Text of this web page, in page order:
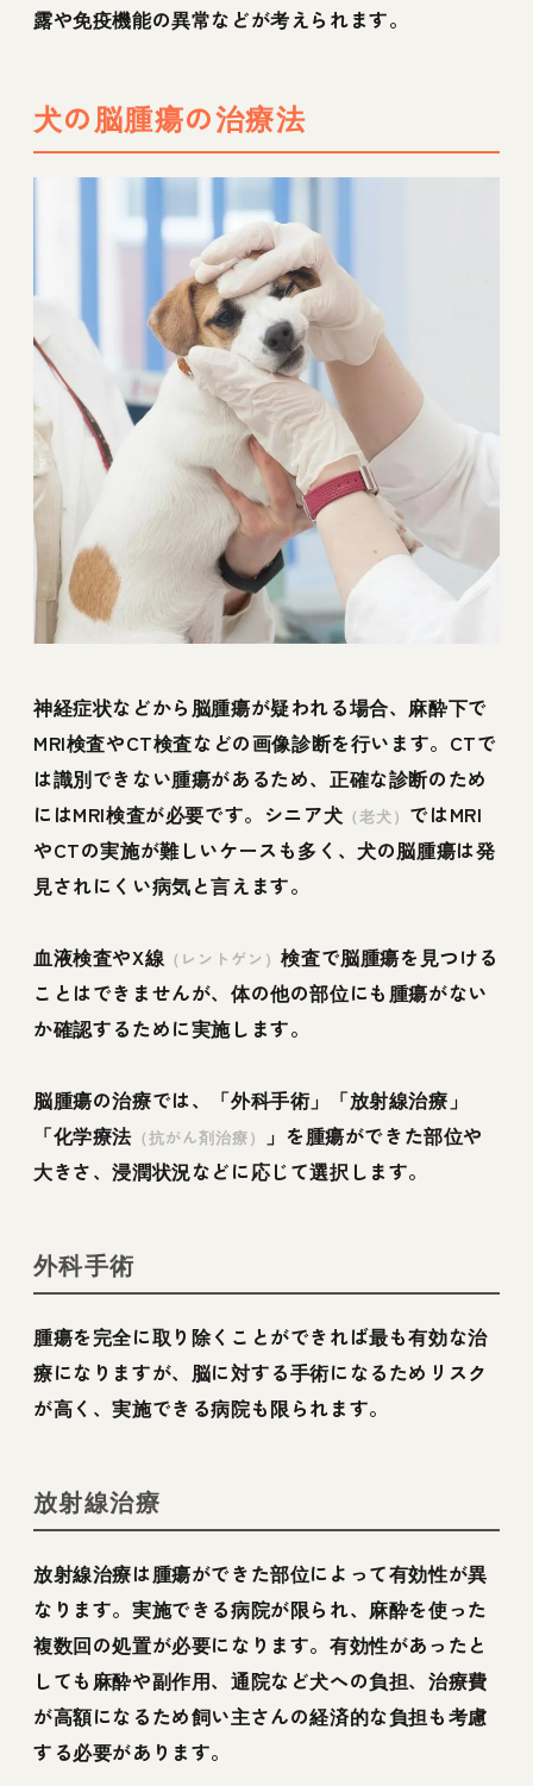
露や免疫機能の異常などが考えられます。
犬の脳腫瘍の治療法
神経症状などから脳腫瘍が疑われる場合、麻酔下で
MRI検査やCT検査などの画像診断を行います。CTで
は識別できない腫瘍があるため、正確な診断のため
にはMRI検査が必要です。シニア犬 （老犬） ではMRI
やCTの実施が難しいケースも多く、犬の脳腫瘍は発
見されにくい病気と言えます。
血液検査やX線 （レントゲン）検査で脳腫瘍を見つける
ことはできませんが、体の他の部位にも腫瘍がない
か確認するために実施します。
脳腫瘍の治療では、「外科手術」「放射線治療」
「化学療法 （抗がん剤治療）
」を腫瘍ができた部位や
大きさ、浸潤状況などに応じて選択します。
外科手術
腫瘍を完全に取り除くことができれば最も有効な治
療になりますが、脳に対する手術になるためリスク
が高く、実施できる病院も限られます。
放射線治療
放射線治療は腫瘍ができた部位によって有効性が異
なります。実施できる病院が限られ、麻酔を使った
複数回の処置が必要になります。有効性があったと
しても麻酔や副作用、通院など犬への負担、治療費
が高額になるため飼い主さんの経済的な負担も考慮
する必要があります。